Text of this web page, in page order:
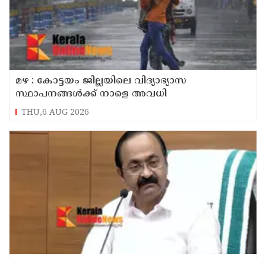
മഴ : കോട്ടയം ജില്ലയിലെ വിദ്യാഭ്യാസ
സ്ഥാപനങ്ങൾക്ക് നാളെ അവധി
THU,6 AUG 2026